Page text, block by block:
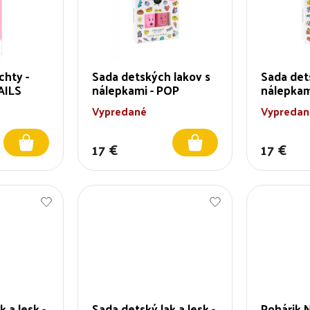
- Sada detských lakov s
nálepkami - POP
Vypredané
17 €
Sada
17 €